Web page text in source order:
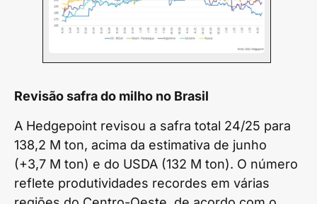
Revisão safra do milho no Brasil
A Hedgepoint revisou a safra total 24/25 para
138,2 M ton, acima da estimativa de junho
(+3,7 M ton) e do USDA (132 M ton). O número
reflete produtividades recordes em várias